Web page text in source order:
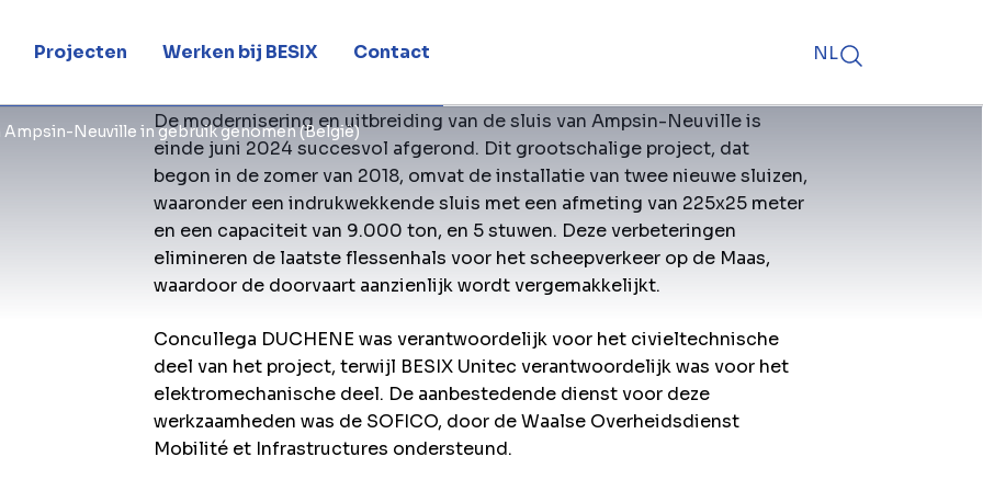
Projecten Werken bij BESIX Contact NL
Ampsin-Neuville in gebruik genomen (België)
De modernisering en uitbreiding van de sluis van Ampsin-Neuville is
einde juni 2024 succesvol afgerond. Dit grootschalige project, dat
begon in de zomer van 2018, omvat de installatie van twee nieuwe sluizen,
waaronder een indrukwekkende sluis met een afmeting van 225x25 meter
en een capaciteit van 9.000 ton, en 5 stuwen. Deze verbeteringen
elimineren de laatste flessenhals voor het scheepverkeer op de Maas,
waardoor de doorvaart aanzienlijk wordt vergemakkelijkt.
Concullega DUCHENE was verantwoordelijk voor het civieltechnische
deel van het project, terwijl BESIX Unitec verantwoordelijk was voor het
elektromechanische deel. De aanbestedende dienst voor deze
werkzaamheden was de SOFICO, door de Waalse Overheidsdienst
Mobilité et Infrastructures ondersteund.